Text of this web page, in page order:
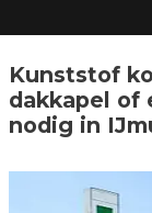
Kunststof
dakkapel of
nodig in